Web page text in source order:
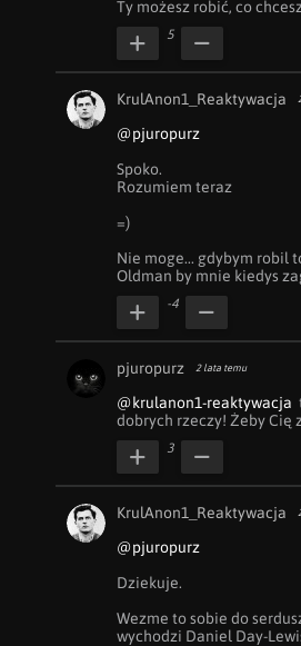
Ty możesz robić, co
5
KrulAnon1_Reaktywacja
@pjuropurz
Spoko.
Rozumiem teraz
=)
Nie moge... gdybym robil
Oldman by mnie kiedys
-4
pjuropurz 2 lata temu
@krulanon1-reaktywacja
dobrych rzeczy! Żeby Cię
3
KrulAnon1_Reaktywacja
@pjuropurz
Dziekuje.
Wezme to sobie do
wychodzi Daniel Day-